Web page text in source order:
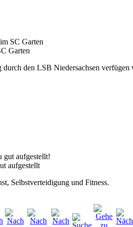
Garten
durch den LSB Niedersachsen
aufgestellt
Selbstverteidigung und Fitness.